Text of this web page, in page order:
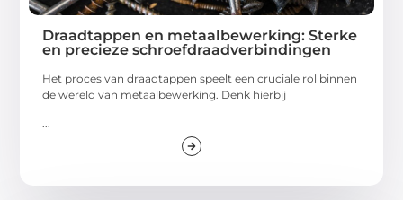
Draadtappen en metaalbewerking: Sterke
en precieze schroefdraadverbindingen
Het proces van draadtappen speelt een cruciale rol binnen
de wereld van metaalbewerking. Denk hierbij
...